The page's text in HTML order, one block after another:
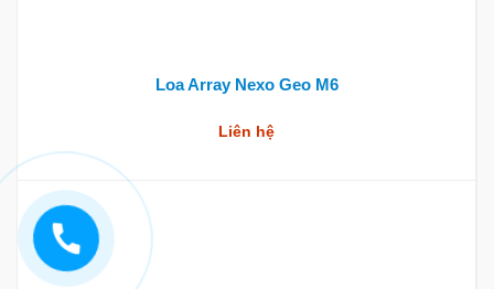
Loa Array Nexo Geo M6
Liên hệ